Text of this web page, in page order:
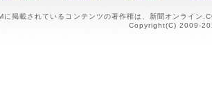
に掲載されているコンテンツの著作権は、新聞オンライン
Copyright(C) 2009-